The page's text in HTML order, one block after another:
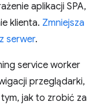
aplikacji SPA,
klienta. Zmniejsza
serwer.
service worker
przeglądarki,
jak to zrobić za